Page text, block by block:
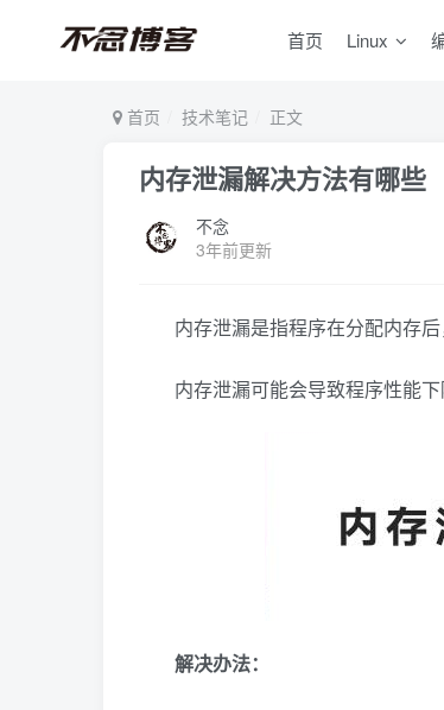
首页 Linux
首页 技术笔记 正文
内存泄漏解决方法有哪些
不念
3年前更新
内存泄漏是指程序在分配内存
内存泄漏可能会导致程序性能
解决办法：